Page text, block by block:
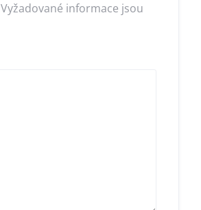
Vyžadované informace jsou